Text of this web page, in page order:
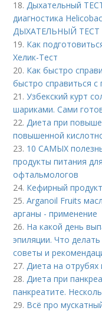
18. Дыхательный
диагностика
ДЫХАТЕЛЬНЫЙ ТЕСТ
19. Как
Хелик-Тест
20. Как быстро
быстро справиться с
21.Узбекский курт
шариками. Сами
22. Диета при
повышенной
23. 10 САМЫХ
продукты питания
офтальмологов
24. Кефирный
25.Arganoil Fruits
арганы - применение
26. На какой день
эпиляции. Что
советы и
27. Диета на
28. Диета при
панкреатите.
29. Всё про